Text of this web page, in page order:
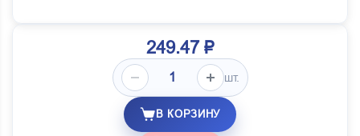
249.47 ₽
шт.
В КОРЗИНУ